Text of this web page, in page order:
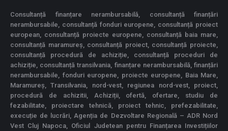
Consultanță finanțare nerambursabilă, consultanță finanțări
nerambursabile, consultanță fonduri europene, consultanță proiect
european, consultanță proiecte europene, consultanță baia mare,
consultanță maramureș, consultanță proiect, consultanță proiecte,
consultanță procedură de achiziție, consultanță proceduri de
achiziție, consultanță transilvania, finanțare nerambursabilă, finanțări
nerambursabile, fonduri europene, proiecte europene, Baia Mare,
Maramureș, Transilvania, nord-vest, regiunea nord-vest, proiect,
procedură de achizitii, Achiziții, ofertă, ofertare, studiu de
fezabilitate, proiectare tehnică, proiect tehnic, prefezabilitate,
execuție de lucrări, Agenția de Dezvoltare Regională – ADR Nord
Vest Cluj Napoca, Oficiul Judetean pentru Finanțarea Investițiilor